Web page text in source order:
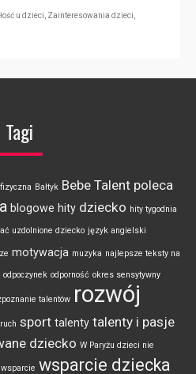
u dzieci Zainteresowania dzieci
Tagi
Bałtyk Bebe Talent poleca
blogowe hity dziecko hity tygodnia
uzdolnione dziecko język angielski
motywacja muzyka najlepsze teksty na
odpoczynek odporność okres sensytywny
talentów rozwój
ruch sport talenty talenty i pasje
dziecko W Paryżu dzieci nie
wsparcie wsparcie dziecka